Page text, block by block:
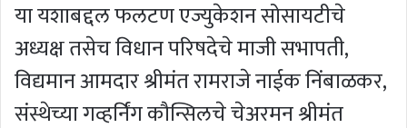
या यशाबद्दल फलटण एज्युकेशन सोसायटीचे
अध्यक्ष तसेच विधान परिषदेचे माजी सभापती,
विद्यमान आमदार श्रीमंत रामराजे नाईक निंबाळकर,
संस्थेच्या गव्हर्निंग कौन्सिलचे चेअरमन श्रीमंत